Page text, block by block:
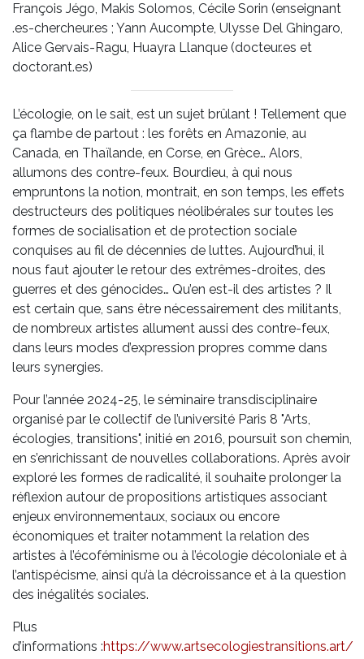
François Jégo, Makis Solomos, Cécile Sorin (enseignant
.es-chercheur.es ; Yann Aucompte, Ulysse Del Ghingaro,
Alice Gervais-Ragu, Huayra Llanque (docteur.es et
doctorant.es)
L’écologie, on le sait, est un sujet brûlant ! Tellement que
ça flambe de partout : les forêts en Amazonie, au
Canada, en Thaïlande, en Corse, en Grèce… Alors,
allumons des contre-feux. Bourdieu, à qui nous
empruntons la notion, montrait, en son temps, les effets
destructeurs des politiques néolibérales sur toutes les
formes de socialisation et de protection sociale
conquises au fil de décennies de luttes. Aujourd’hui, il
nous faut ajouter le retour des extrêmes-droites, des
guerres et des génocides… Qu’en est-il des artistes ? Il
est certain que, sans être nécessairement des militants,
de nombreux artistes allument aussi des contre-feux,
dans leurs modes d’expression propres comme dans
leurs synergies.
Pour l’année 2024-25, le séminaire transdisciplinaire
organisé par le collectif de l’université Paris 8 "Arts,
écologies, transitions", initié en 2016, poursuit son chemin,
en s’enrichissant de nouvelles collaborations. Après avoir
exploré les formes de radicalité, il souhaite prolonger la
réflexion autour de propositions artistiques associant
enjeux environnementaux, sociaux ou encore
économiques et traiter notamment la relation des
artistes à l’écoféminisme ou à l’écologie décoloniale et à
l’antispécisme, ainsi qu’à la décroissance et à la question
des inégalités sociales.
Plus
d’informations :https://www.artsecologiestransitions.art/